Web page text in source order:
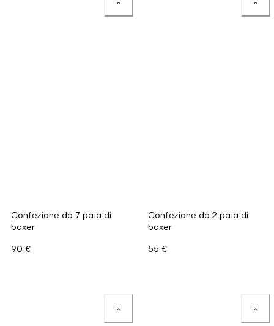
Confezione da 7 paia di
boxer
90 €
Confezione da 2 paia di
boxer
55 €